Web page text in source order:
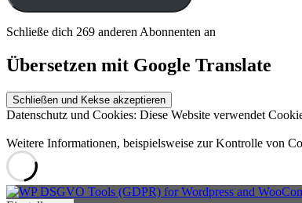
Schließe dich 269 anderen Abonnenten an
Übersetzen mit Google Translate
Datenschutz und Cookies: Diese Website verwendet
Weitere Informationen, beispielsweise zur Kontrolle von